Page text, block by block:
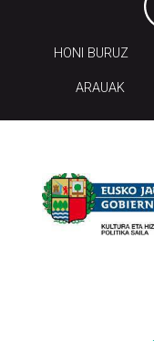
HONI BURUZ
ARAUAK